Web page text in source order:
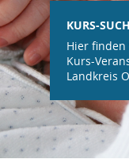
KURS-
Hier finden
Kurs-
Landkreis